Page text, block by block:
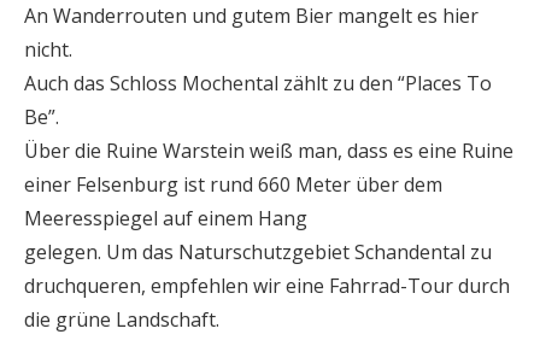
An Wanderrouten und gutem Bier mangelt es hier
nicht.
Auch das Schloss Mochental zählt zu den “Places To
Be”.
Über die Ruine Warstein weiß man, dass es eine Ruine
einer Felsenburg ist rund 660 Meter über dem
Meeresspiegel auf einem Hang
gelegen. Um das Naturschutzgebiet Schandental zu
druchqueren, empfehlen wir eine Fahrrad-Tour durch
die grüne Landschaft.